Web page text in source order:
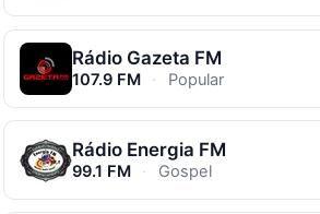
Rádio Gazeta FM
107.9 FM · Popular
Rádio Energia FM
99.1 FM · Gospel